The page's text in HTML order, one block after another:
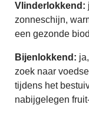
Vlinderlokkend:
zonneschijn,
een gezonde
Bijenlokkend:
zoek naar
tijdens het
nabijgelegen